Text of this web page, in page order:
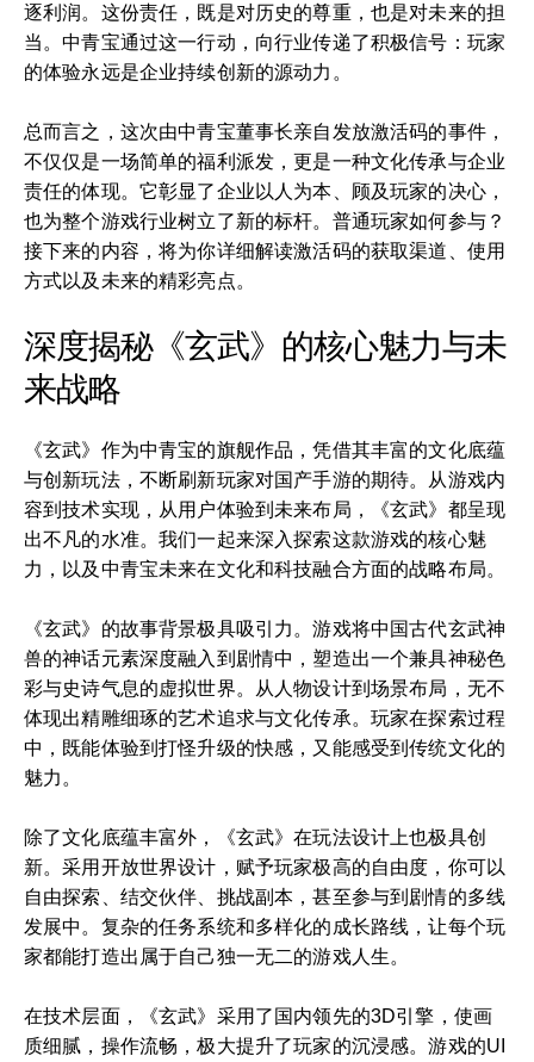
逐利润。这份责任，既是对历史的尊重，也是对未来的担
当。中青宝通过这一行动，向行业传递了积极信号：玩家
的体验永远是企业持续创新的源动力。
总而言之，这次由中青宝董事长亲自发放激活码的事件，
不仅仅是一场简单的福利派发，更是一种文化传承与企业
责任的体现。它彰显了企业以人为本、顾及玩家的决心，
也为整个游戏行业树立了新的标杆。普通玩家如何参与？
接下来的内容，将为你详细解读激活码的获取渠道、使用
方式以及未来的精彩亮点。
深度揭秘《玄武》的核心魅力与未
来战略
《玄武》作为中青宝的旗舰作品，凭借其丰富的文化底蕴
与创新玩法，不断刷新玩家对国产手游的期待。从游戏内
容到技术实现，从用户体验到未来布局，《玄武》都呈现
出不凡的水准。我们一起来深入探索这款游戏的核心魅
力，以及中青宝未来在文化和科技融合方面的战略布局。
《玄武》的故事背景极具吸引力。游戏将中国古代玄武神
兽的神话元素深度融入到剧情中，塑造出一个兼具神秘色
彩与史诗气息的虚拟世界。从人物设计到场景布局，无不
体现出精雕细琢的艺术追求与文化传承。玩家在探索过程
中，既能体验到打怪升级的快感，又能感受到传统文化的
魅力。
除了文化底蕴丰富外，《玄武》在玩法设计上也极具创
新。采用开放世界设计，赋予玩家极高的自由度，你可以
自由探索、结交伙伴、挑战副本，甚至参与到剧情的多线
发展中。复杂的任务系统和多样化的成长路线，让每个玩
家都能打造出属于自己独一无二的游戏人生。
在技术层面，《玄武》采用了国内领先的3D引擎，使画
质细腻，操作流畅，极大提升了玩家的沉浸感。游戏的UI